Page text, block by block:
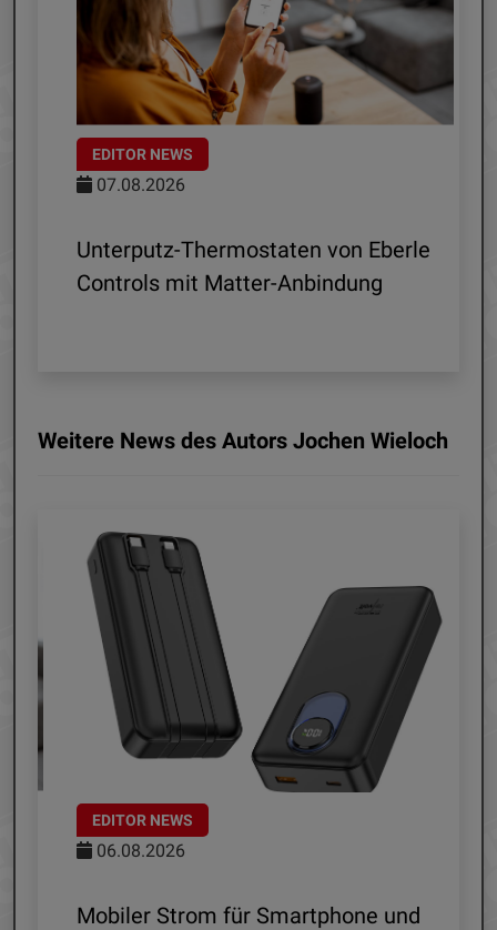
EDITOR NEWS
07.08.2026
Unterputz-Thermostaten von Eberle
Controls mit Matter-Anbindung
Weitere News des Autors Jochen Wieloch
EDITOR NEWS
06.08.2026
Mobiler Strom für Smartphone und